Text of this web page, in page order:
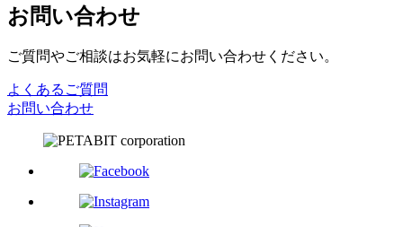
お問い合わせ
ご質問やご相談はお気軽にお問い合わせください。
よくあるご質問
お問い合わせ